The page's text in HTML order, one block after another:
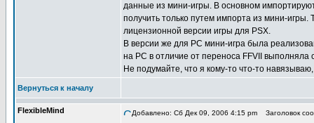
данные из мини-игры. В основном
получить только путем импорта из мини-игры.
лицензионной версии игры для PSX.
В версии же для PC мини-игра была
на PC в отличие от переноса FFVII выполняла
Не подумайте, что я кому-то что-то
Вернуться к началу
FlexibleMind Добавлено: Сб Дек 09, 2006 4:15 pm Заголовок